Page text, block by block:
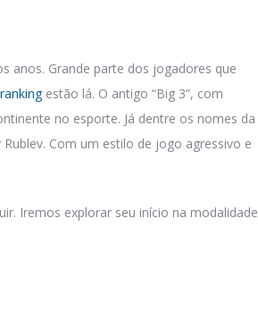
anos. Grande parte dos jogadores que
rankingestão lá. O antigo “Big 3”, com
no esporte. Já dentre os nomes da
Com um estilo de jogo agressivo e
Iremos explorar seu início na modalidade